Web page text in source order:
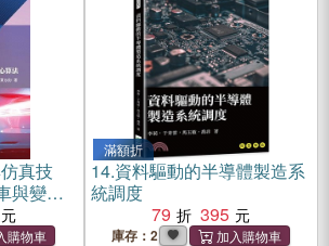
真技
與變頻
滿額折
14.資料驅動的半導體製造系
統調度
79
395
庫存：2